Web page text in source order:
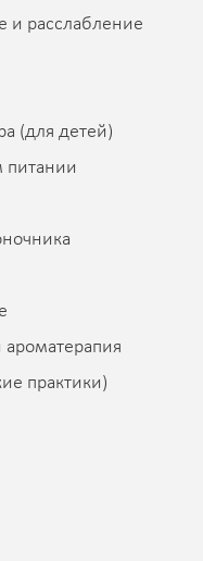
и расслабление
(для детей)
питании
ароматерапия
практики)